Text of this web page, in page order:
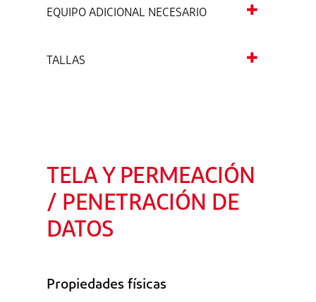
EQUIPO ADICIONAL NECESARIO
TALLAS
TELA Y PERMEACIÓN
/ PENETRACIÓN DE
DATOS
Propiedades físicas